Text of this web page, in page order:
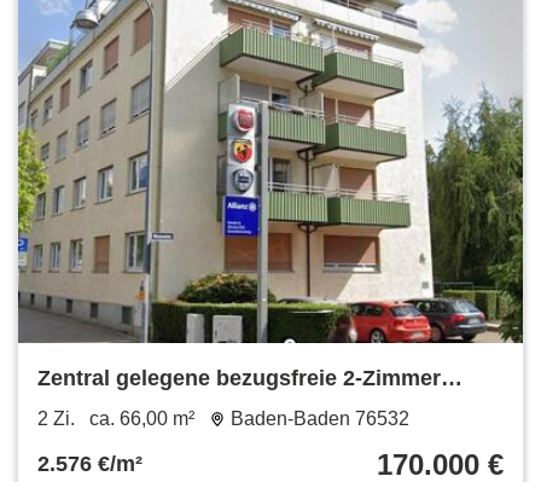
Zentral gelegene bezugsfreie 2-Zimmer
Eigentumswohung
2 Zi. ca. 66,00 m² Baden-Baden 76532
2.576 €/m² 170.000 €